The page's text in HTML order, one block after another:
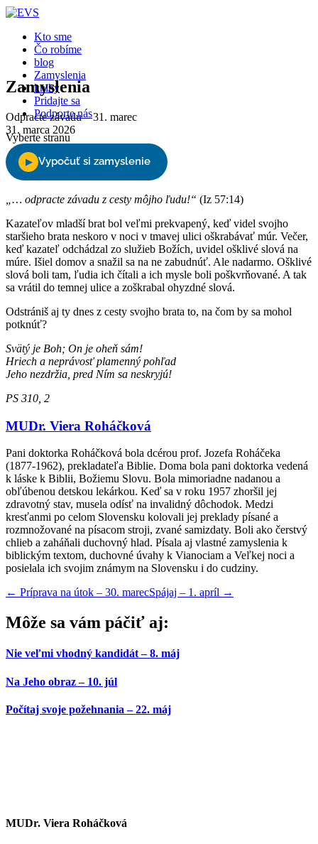
Kto sme
Čo robíme
blog
Zamyslenia
knihy
Pridajte sa
Podporte nás
Vyberte stranu
Zamyslenia
Odpracte závadu – 31. marec
31. marca 2026
„… odpracte závadu z cesty môjho ľudu!“ (Iz 57:14)
Kazateľov mladší brat bol veľmi prekvapený, keď videl svojho
staršieho brata neskoro v noci v tmavej ulici oškrabávať múr. Večer,
keď kazateľ odchádzal zo služieb Božích, uvidel ošklivé slová na
múre. Išiel domov a snažil sa na ne zabudnúť. Ale nadarmo. Ošklivé
slová boli tam, ľudia ich čítali a ich mysle boli poškvrňované. A tak
sa vrátil do temnej ulice a zoškrabal ohyzdné slová.
Odstrániš aj ty dnes z cesty svojho brata to, na čom by sa mohol
potknúť?
Svätý je Boh; On je oheň sám!
Hriech a neprávosť plamenný pohľad
Jeho nezdržia, pred Ním sa neskryjú!
PS 310, 2
MUDr. Viera Roháčková
Pani doktorka Roháčková bola dcérou prof. Jozefa Roháčeka
(1877-1962), prekladateľa Biblie. Doma bola pani doktorka vedená
k láske k Biblii, Božiemu Slovu. Bola mimoriadne nadanou a
obľúbenou detskou lekárkou. Keď sa v roku 1957 zhoršil jej
zdravotný stav, musela odísť na invalidný dôchodok. Medzi
kresťanmi po celom Slovensku kolovali jej preklady písané a
rozmnožované na písacom stroji, zvané samizdaty. Boli ako čerstvý
chlieb a zaháňali duchovný hlad. Písala aj vlastné zamyslenia k
biblickým textom, duchovné úvahy k Vianociam a Veľkej noci a
posielala ich svojim známym na Slovensku i do cudziny.
← Príprava na útok – 30. marecSpájaj – 1. apríl →
Môže sa vám páčiť aj:
Nie veľmi vhodný kandidát – 8. máj
Na Jeho obraz – 10. júl
Počítaj svoje požehnania – 22. máj
MUDr. Viera Roháčková